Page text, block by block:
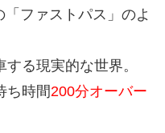
ファストパス」のよ
る現実的な世界。
ち時間200分オーバー